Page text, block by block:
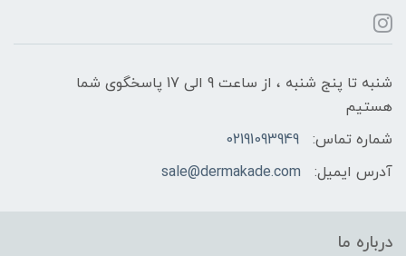
شنبه تا پنج شنبه ، از ساعت 9 الی 17 پاسخگوی شما
هستیم
شماره تماس:
02191093949
آدرس ایمیل:
sale@dermakade.com
درباره ما